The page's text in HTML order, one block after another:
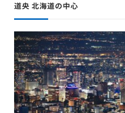
道央 北海道の中心